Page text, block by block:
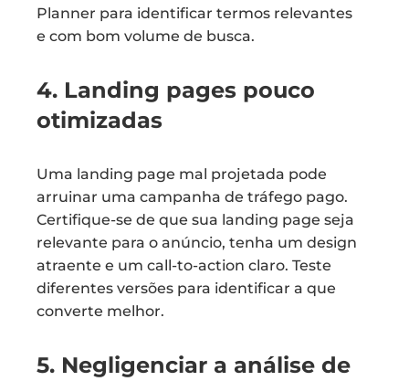
Planner para identificar termos relevantes
e com bom volume de busca.
4. Landing pages pouco
otimizadas
Uma landing page mal projetada pode
arruinar uma campanha de tráfego pago.
Certifique-se de que sua landing page seja
relevante para o anúncio, tenha um design
atraente e um call-to-action claro. Teste
diferentes versões para identificar a que
converte melhor.
5. Negligenciar a análise de